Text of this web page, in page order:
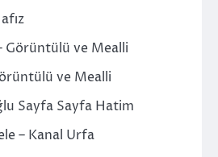
Görüntülü ve Mealli
ve Mealli
Sayfa Sayfa Hatim
– Kanal Urfa